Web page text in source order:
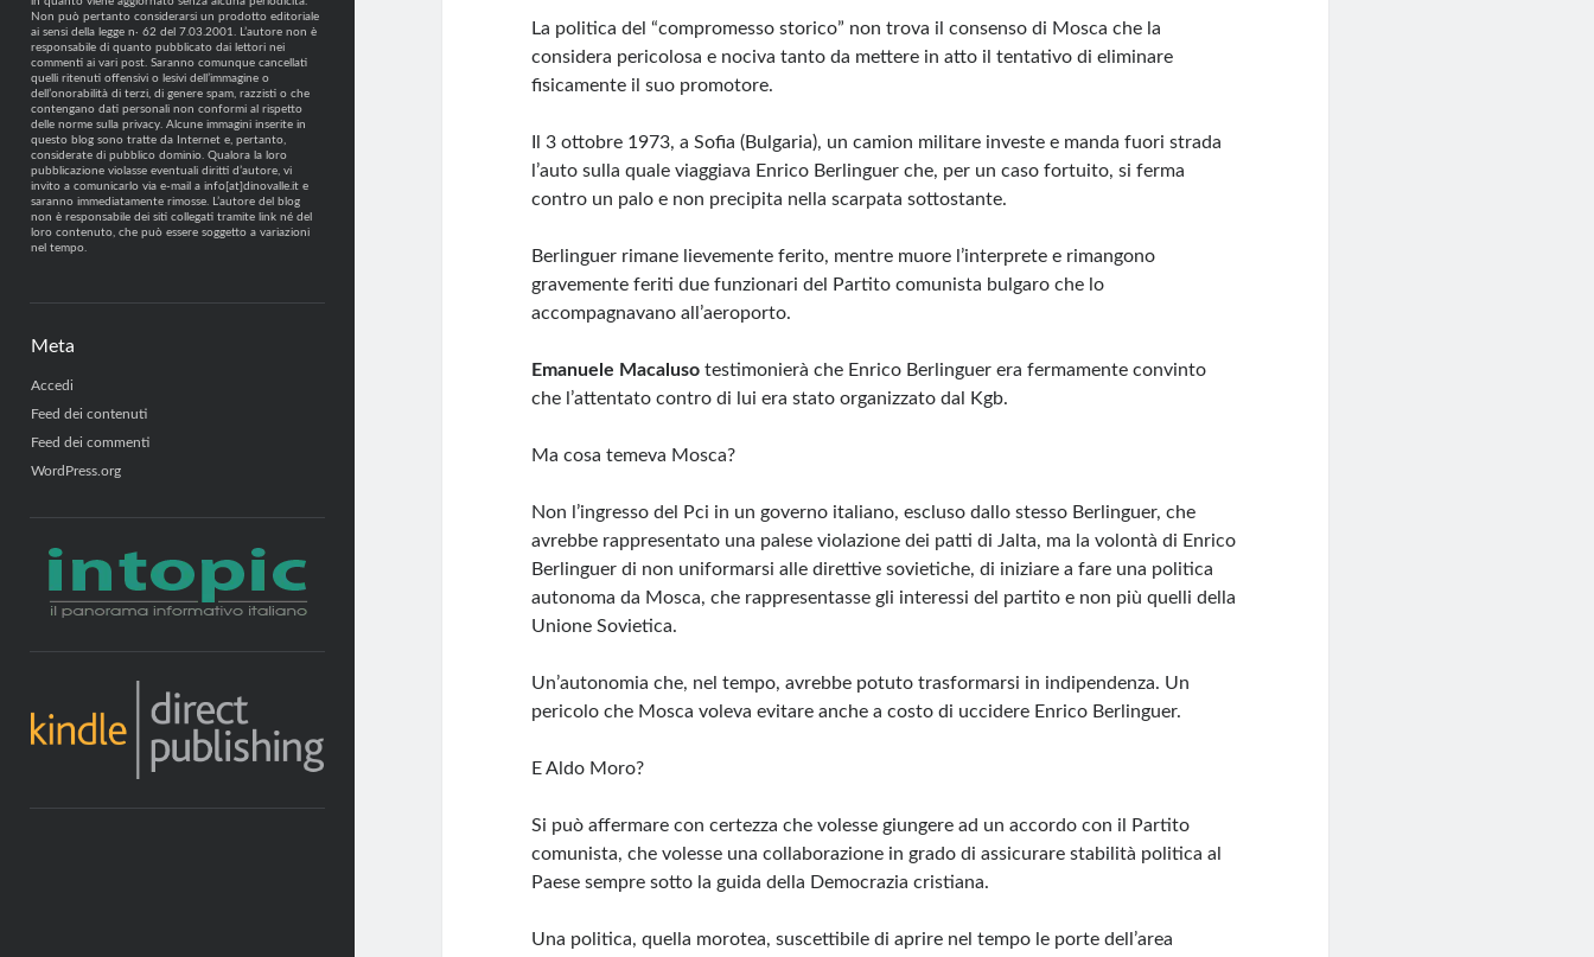
Non può pertanto considerarsi un prodotto editoriale
ai sensi della legge n· 62 del 7.03.2001. L’autore non è
responsabile di quanto pubblicato dai lettori nei
commenti ai vari post. Saranno comunque cancellati
quelli ritenuti offensivi o lesivi dell’immagine o
dell’onorabilità di terzi, di genere spam, razzisti o che
contengano dati personali non conformi al rispetto
delle norme sulla privacy. Alcune immagini inserite in
questo blog sono tratte da Internet e, pertanto,
considerate di pubblico dominio. Qualora la loro
pubblicazione violasse eventuali diritti d’autore, vi
invito a comunicarlo via e-mail a info[at]dinovalle.it e
saranno immediatamente rimosse. L’autore del blog
non è responsabile dei siti collegati tramite link né del
loro contenuto, che può essere soggetto a variazioni
nel tempo.
Meta
Accedi
Feed dei contenuti
Feed dei commenti
WordPress.org
La politica del “compromesso storico” non trova il consenso di Mosca che la
considera pericolosa e nociva tanto da mettere in atto il tentativo di eliminare
fisicamente il suo promotore.
Il 3 ottobre 1973, a Sofia (Bulgaria), un camion militare investe e manda fuori strada
l’auto sulla quale viaggiava Enrico Berlinguer che, per un caso fortuito, si ferma
contro un palo e non precipita nella scarpata sottostante.
Berlinguer rimane lievemente ferito, mentre muore l’interprete e rimangono
gravemente feriti due funzionari del Partito comunista bulgaro che lo
accompagnavano all’aeroporto.
Emanuele Macaluso testimonierà che Enrico Berlinguer era fermamente convinto
che l’attentato contro di lui era stato organizzato dal Kgb.
Ma cosa temeva Mosca?
Non l’ingresso del Pci in un governo italiano, escluso dallo stesso Berlinguer, che
avrebbe rappresentato una palese violazione dei patti di Jalta, ma la volontà di Enrico
Berlinguer di non uniformarsi alle direttive sovietiche, di iniziare a fare una politica
autonoma da Mosca, che rappresentasse gli interessi del partito e non più quelli della
Unione Sovietica.
Un’autonomia che, nel tempo, avrebbe potuto trasformarsi in indipendenza. Un
pericolo che Mosca voleva evitare anche a costo di uccidere Enrico Berlinguer.
E Aldo Moro?
Si può affermare con certezza che volesse giungere ad un accordo con il Partito
comunista, che volesse una collaborazione in grado di assicurare stabilità politica al
Paese sempre sotto la guida della Democrazia cristiana.
Una politica, quella morotea, suscettibile di aprire nel tempo le porte dell’area